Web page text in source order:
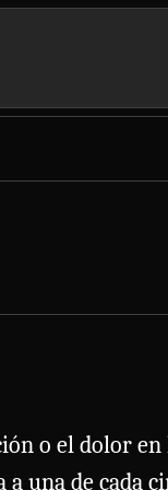
o el dolor en
una de cada